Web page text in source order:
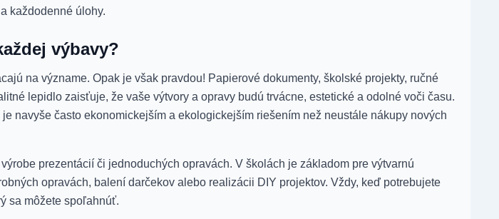
každodenné úlohy.
výbavy?
na význame. Opak je však pravdou! Papierové dokumenty, školské projekty, ručné
lepidlo zaisťuje, že vaše výtvory a opravy budú trvácne, estetické a odolné voči času.
navyše často ekonomickejším a ekologickejším riešením než neustále nákupy nových
prezentácií či jednoduchých opravách. V školách je základom pre výtvarnú
opravách, balení darčekov alebo realizácii DIY projektov. Vždy, keď potrebujete
sa môžete spoľahnúť.